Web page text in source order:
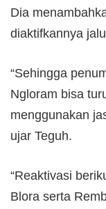
Dia
diaktifkannya
“Sehingga
Ngloram bisa
menggunakan
ujar Teguh.
“Reaktivasi
Blora serta